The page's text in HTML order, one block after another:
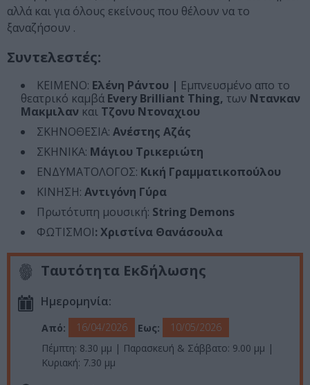
αλλά και για όλους εκείνους που θέλουν να το
ξαναζήσουν .
Συντελεστές:
ΚΕΙΜΕΝΟ: Ελένη Ράντου | Εμπνευσμένο απο το
θεατρικό καμβά Every Brilliant Thing, των Ντανκαν
Μακμιλαν και Τζονυ Ντοναχιου
ΣΚΗΝΟΘΕΣΙΑ: Ανέστης Αζάς
ΣΚΗΝΙΚΑ: Μάγιου Τρικεριώτη
ΕΝΔΥΜΑΤΟΛΟΓΟΣ: Κική Γραμματικοπούλου
ΚΙΝΗΣΗ: Αντιγόνη Γύρα
Πρωτότυπη μουσική: String Demons
ΦΩΤΙΣΜΟΙ: Χριστίνα Θανάσουλα
Ταυτότητα Εκδήλωσης
Ημερομηνία:
Από: 16/04/2026 Εως:
10/05/2026
Πέμπτη: 8.30 μμ | Παρασκευή & Σάββατο: 9.00 μμ |
Κυριακή: 7.30 μμ